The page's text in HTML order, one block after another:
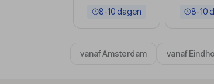
8-10 dagen 8-10
vanaf Amsterdam vanaf